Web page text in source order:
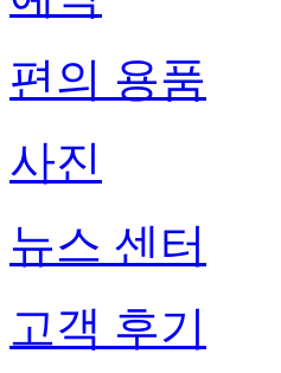
편의 용품
사진
뉴스 센터
고객 후기